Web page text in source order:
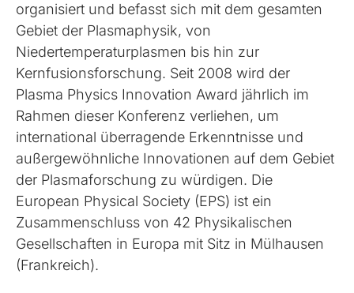
organisiert und befasst sich mit dem gesamten
Gebiet der Plasmaphysik, von
Niedertemperaturplasmen bis hin zur
Kernfusionsforschung. Seit 2008 wird der
Plasma Physics Innovation Award jährlich im
Rahmen dieser Konferenz verliehen, um
international überragende Erkenntnisse und
außergewöhnliche Innovationen auf dem Gebiet
der Plasmaforschung zu würdigen. Die
European Physical Society (EPS) ist ein
Zusammenschluss von 42 Physikalischen
Gesellschaften in Europa mit Sitz in Mülhausen
(Frankreich).